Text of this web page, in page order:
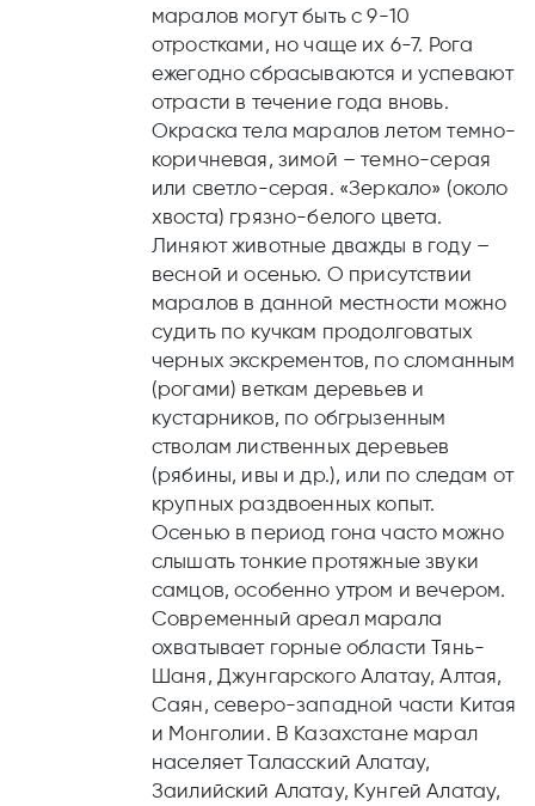
маралов могут быть с 9-10
отростками, но чаще их 6-7. Рога
ежегодно сбрасываются и успевают
отрасти в течение года вновь.
Окраска тела маралов летом темно-
коричневая, зимой – темно-серая
или светло-серая. «Зеркало» (около
хвоста) грязно-белого цвета.
Линяют животные дважды в году –
весной и осенью. О присутствии
маралов в данной местности можно
судить по кучкам продолговатых
черных экскрементов, по сломанным
(рогами) веткам деревьев и
кустарников, по обгрызенным
стволам лиственных деревьев
(рябины, ивы и др.), или по следам от
крупных раздвоенных копыт.
Осенью в период гона часто можно
слышать тонкие протяжные звуки
самцов, особенно утром и вечером.
Современный ареал марала
охватывает горные области Тянь-
Шаня, Джунгарского Алатау, Алтая,
Саян, северо-западной части Китая
и Монголии. В Казахстане марал
населяет Таласский Алатау,
Заилийский Алатау, Кунгей Алатау,